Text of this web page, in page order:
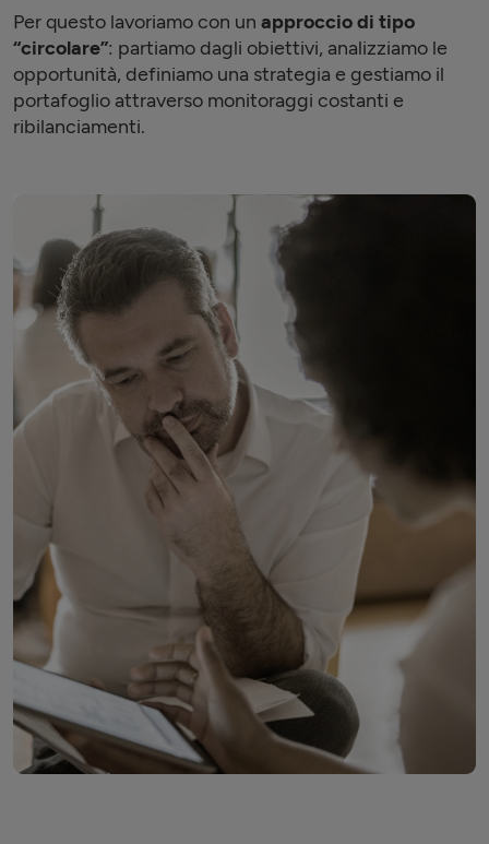
Per questo lavoriamo con un approccio di tipo
“circolare”: partiamo dagli obiettivi, analizziamo le
opportunità, definiamo una strategia e gestiamo il
portafoglio attraverso monitoraggi costanti e
ribilanciamenti.